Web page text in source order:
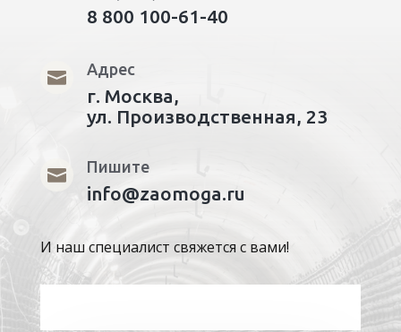
8 800 100-61-40
 Адрес
г. Москва,
ул. Производственная, 23
 Пишите
info@zaomoga.ru
И наш специалист свяжется с вами!